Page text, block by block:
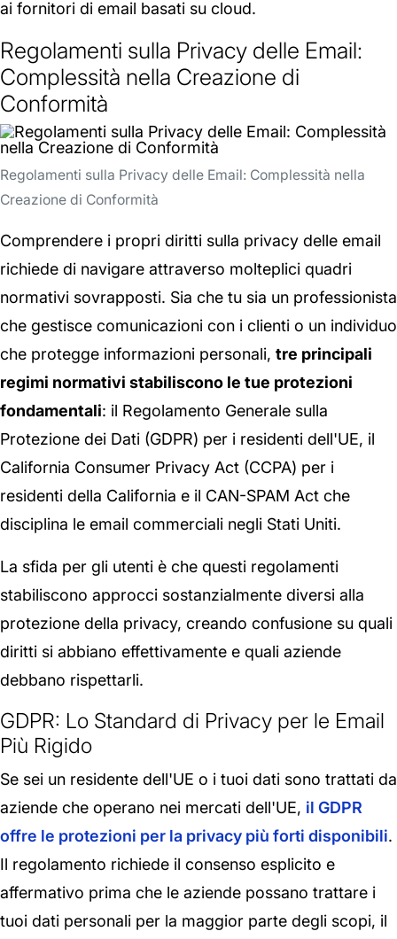
ai fornitori di email basati su cloud.
Regolamenti sulla Privacy delle Email:
Complessità nella Creazione di
Conformità
Regolamenti sulla Privacy delle Email: Complessità nella
Creazione di Conformità
Comprendere i propri diritti sulla privacy delle email
richiede di navigare attraverso molteplici quadri
normativi sovrapposti. Sia che tu sia un professionista
che gestisce comunicazioni con i clienti o un individuo
che protegge informazioni personali, tre principali
regimi normativi stabiliscono le tue protezioni
fondamentali: il Regolamento Generale sulla
Protezione dei Dati (GDPR) per i residenti dell'UE, il
California Consumer Privacy Act (CCPA) per i
residenti della California e il CAN-SPAM Act che
disciplina le email commerciali negli Stati Uniti.
La sfida per gli utenti è che questi regolamenti
stabiliscono approcci sostanzialmente diversi alla
protezione della privacy, creando confusione su quali
diritti si abbiano effettivamente e quali aziende
debbano rispettarli.
GDPR: Lo Standard di Privacy per le Email
Più Rigido
Se sei un residente dell'UE o i tuoi dati sono trattati da
aziende che operano nei mercati dell'UE, il GDPR
offre le protezioni per la privacy più forti disponibili.
Il regolamento richiede il consenso esplicito e
affermativo prima che le aziende possano trattare i
tuoi dati personali per la maggior parte degli scopi, il